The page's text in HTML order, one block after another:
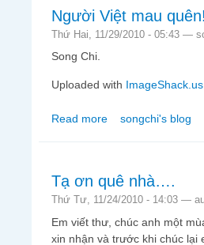
Người Việt mau
Thứ Hai, 11/29/2010 - 05:43 —
Song Chi.
Uploaded with ImageShack.us
Read more about Người Việt
songchi's blog
Tạ ơn quê nhà….
Thứ Tư, 11/24/2010 - 14:03 —
Em viết thư, chúc anh một
xin nhận và trước khi chúc lại